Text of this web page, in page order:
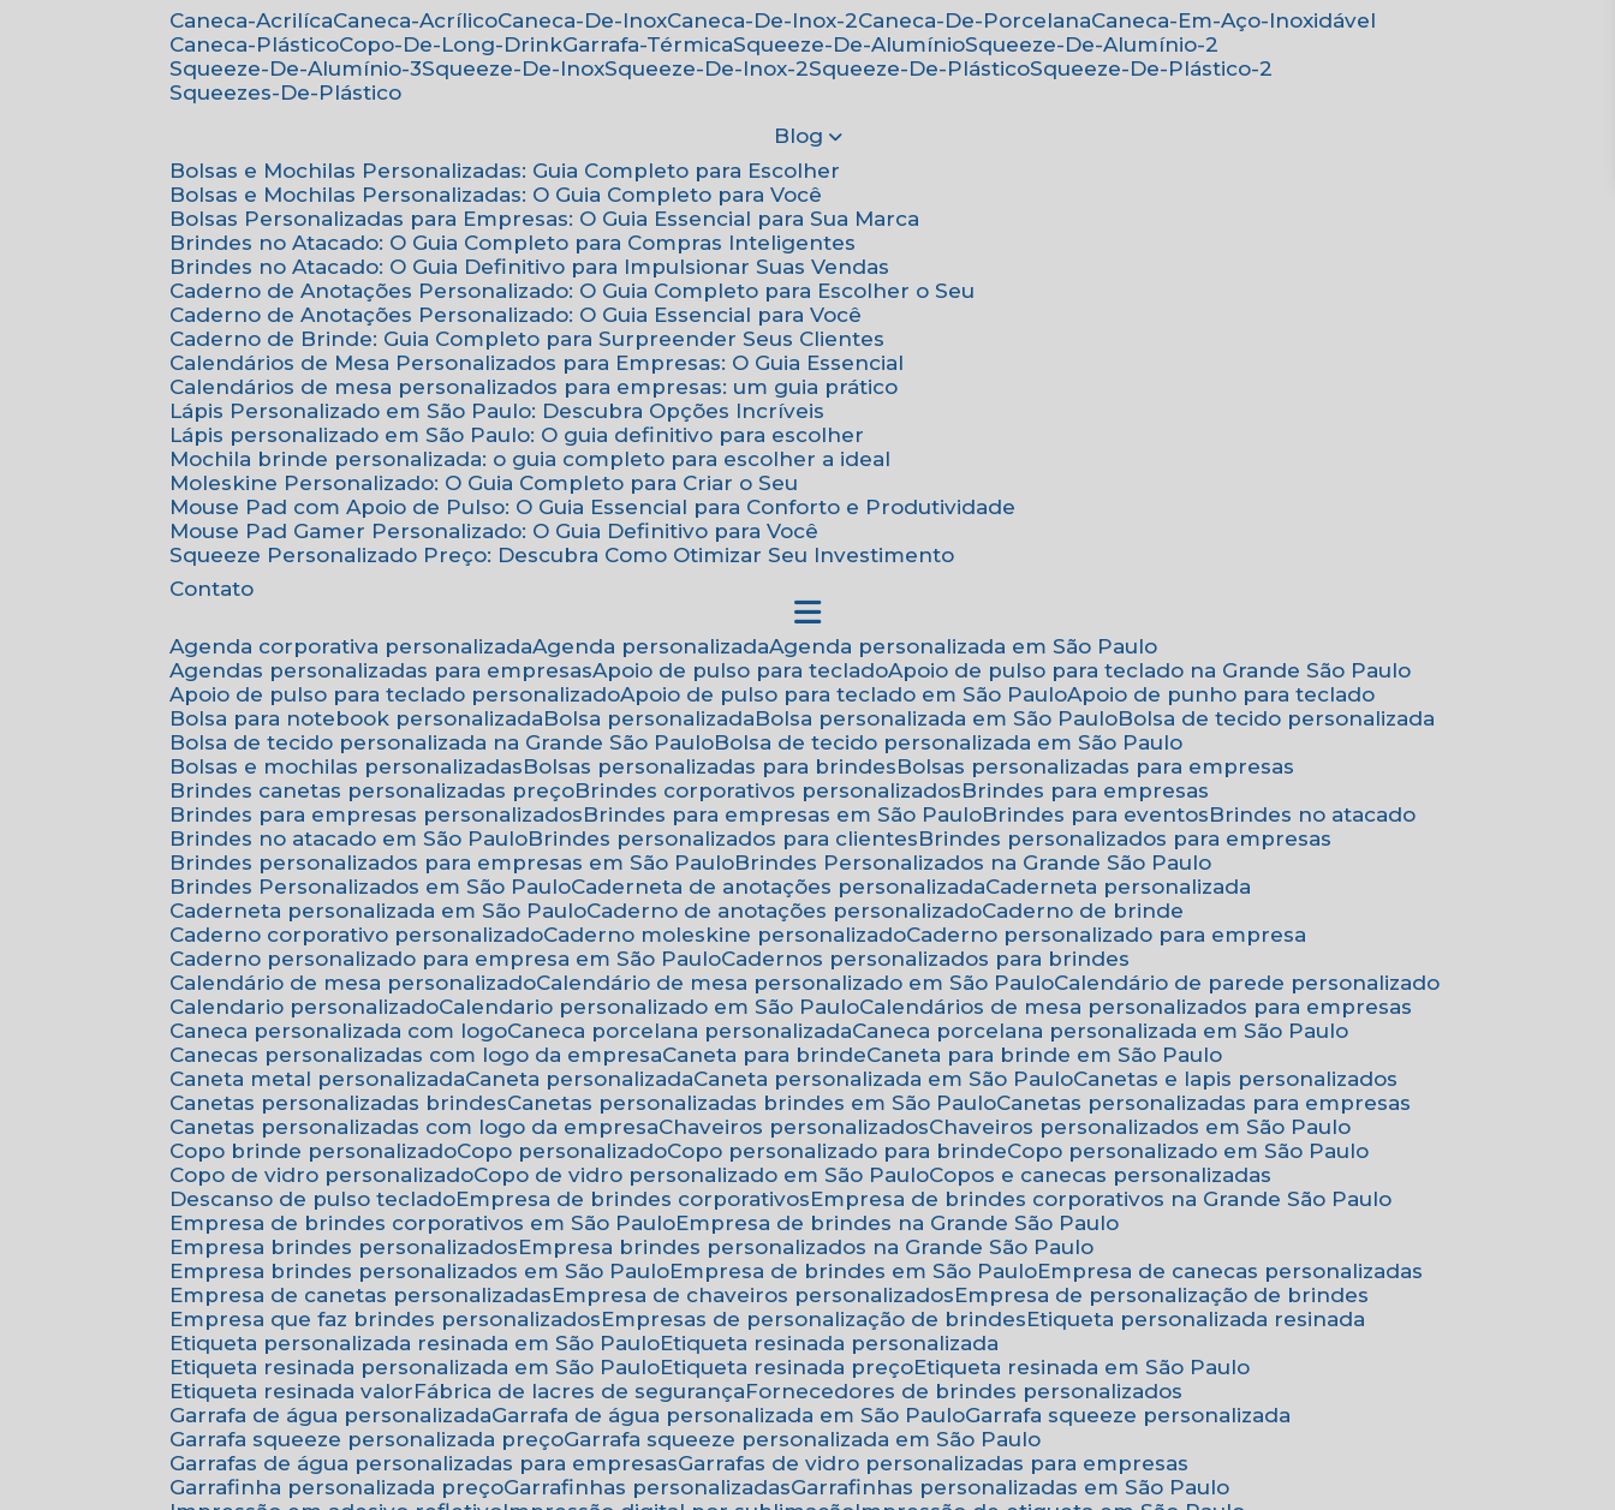
Caneca-Acrilíca
Caneca-Acrílico Caneca-De-Inox Caneca-De-Inox-2 Caneca-De-Porcelana
Caneca-Em-Aço-Inoxidável
Caneca-Plástico
Copo-De-Long-Drink Garrafa-Térmica Squeeze-De-Alumínio Squeeze-De-Alumínio-2
Squeeze-De-Alumínio-3
Squeeze-De-Inox Squeeze-De-Inox-2 Squeeze-De-Plástico Squeeze-De-Plástico-2
Squeezes-De-Plástico
Blog
Bolsas e Mochilas Personalizadas: Guia Completo para Escolher
Bolsas e Mochilas Personalizadas: O Guia Completo para Você
Bolsas Personalizadas para Empresas: O Guia Essencial para Sua Marca
Brindes no Atacado: O Guia Completo para Compras Inteligentes
Brindes no Atacado: O Guia Definitivo para Impulsionar Suas Vendas
Caderno de Anotações Personalizado: O Guia Completo para Escolher o Seu
Caderno de Anotações Personalizado: O Guia Essencial para Você
Caderno de Brinde: Guia Completo para Surpreender Seus Clientes
Calendários de Mesa Personalizados para Empresas: O Guia Essencial
Calendários de mesa personalizados para empresas: um guia prático
Lápis Personalizado em São Paulo: Descubra Opções Incríveis
Lápis personalizado em São Paulo: O guia definitivo para escolher
Mochila brinde personalizada: o guia completo para escolher a ideal
Moleskine Personalizado: O Guia Completo para Criar o Seu
Mouse Pad com Apoio de Pulso: O Guia Essencial para Conforto e Produtividade
Mouse Pad Gamer Personalizado: O Guia Definitivo para Você
Squeeze Personalizado Preço: Descubra Como Otimizar Seu Investimento
Contato
Agenda corporativa personalizada Agenda personalizada Agenda personalizada em São Paulo
Agendas personalizadas para empresas Apoio de pulso para teclado Apoio de pulso para teclado na Grande São Paulo
Apoio de pulso para teclado personalizado Apoio de pulso para teclado em São Paulo Apoio de punho para teclado
Bolsa para notebook personalizada
Bolsa personalizada Bolsa personalizada em São Paulo
Bolsa de tecido personalizada
Bolsa de tecido personalizada na Grande São Paulo
Bolsa de tecido personalizada em São Paulo
Bolsas e mochilas personalizadas
Bolsas personalizadas para brindes
Bolsas personalizadas para empresas
Brindes canetas personalizadas preço
Brindes corporativos personalizados
Brindes para empresas
Brindes para empresas personalizados
Brindes para empresas em São Paulo Brindes para eventos
Brindes no atacado
Brindes no atacado em São Paulo
Brindes personalizados para clientes
Brindes personalizados para empresas
Brindes personalizados para empresas em São Paulo
Brindes Personalizados na Grande São Paulo
Brindes Personalizados em São Paulo
Caderneta de anotações personalizada
Caderneta personalizada
Caderneta personalizada em São Paulo
Caderno de anotações personalizado
Caderno de brinde
Caderno corporativo personalizado
Caderno moleskine personalizado
Caderno personalizado para empresa
Caderno personalizado para empresa em São Paulo
Cadernos personalizados para brindes
Calendário de mesa personalizado
Calendário de mesa personalizado em São Paulo
Calendário de parede personalizado
Calendario personalizado
Calendario personalizado em São Paulo
Calendários de mesa personalizados para empresas
Caneca personalizada com logo
Caneca porcelana personalizada
Caneca porcelana personalizada em São Paulo
Canecas personalizadas com logo da empresa
Caneta para brinde
Caneta para brinde em São Paulo
Caneta metal personalizada
Caneta personalizada Caneta personalizada em São Paulo
Canetas e lapis personalizados
Canetas personalizadas brindes
Canetas personalizadas brindes em São Paulo
Canetas personalizadas para empresas
Canetas personalizadas com logo da empresa
Chaveiros personalizados
Chaveiros personalizados em São Paulo
Copo brinde personalizado
Copo personalizado Copo personalizado para brinde
Copo personalizado em São Paulo
Copo de vidro personalizado
Copo de vidro personalizado em São Paulo
Copos e canecas personalizadas
Descanso de pulso teclado
Empresa de brindes corporativos
Empresa de brindes corporativos na Grande São Paulo
Empresa de brindes corporativos em São Paulo
Empresa de brindes na Grande São Paulo
Empresa brindes personalizados
Empresa brindes personalizados na Grande São Paulo
Empresa brindes personalizados em São Paulo
Empresa de brindes em São Paulo
Empresa de canecas personalizadas
Empresa de canetas personalizadas
Empresa de chaveiros personalizados
Empresa de personalização de brindes
Empresa que faz brindes personalizados
Empresas de personalização de brindes
Etiqueta personalizada resinada
Etiqueta personalizada resinada em São Paulo Etiqueta resinada personalizada
Etiqueta resinada personalizada em São Paulo Etiqueta resinada preço Etiqueta resinada em São Paulo
Etiqueta resinada valor
Fábrica de lacres de segurança
Fornecedores de brindes personalizados
Garrafa de água personalizada
Garrafa de água personalizada em São Paulo
Garrafa squeeze personalizada
Garrafa squeeze personalizada preço
Garrafa squeeze personalizada em São Paulo
Garrafas de água personalizadas para empresas
Garrafas de vidro personalizadas para empresas
Garrafinha personalizada preço
Garrafinhas personalizadas
Garrafinhas personalizadas em São Paulo